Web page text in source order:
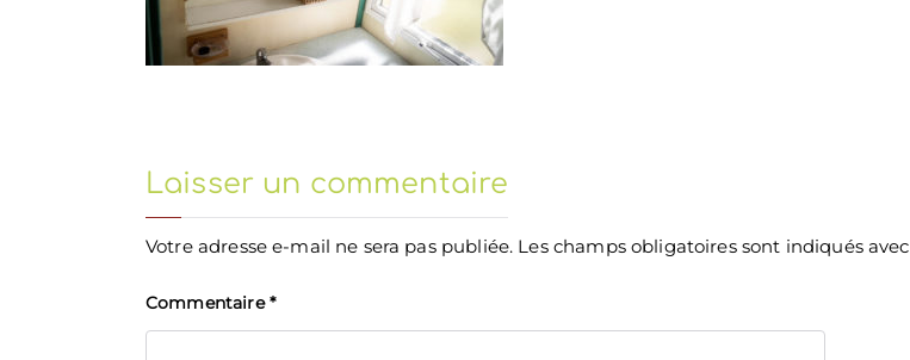
Laisser un commentaire
Votre adresse e-mail ne sera pas publiée. Les champs obligatoires sont indiqués avec
Commentaire*